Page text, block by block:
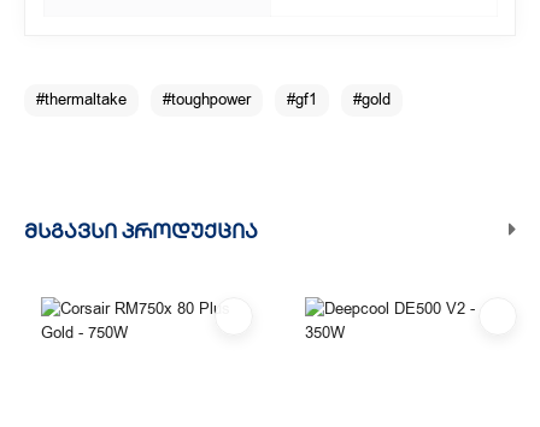
#thermaltake #toughpower #gf1 #gold
ᲛᲡᲒᲐᲕᲡᲘ ᲞᲠᲝᲓᲣᲥᲪᲘᲐ